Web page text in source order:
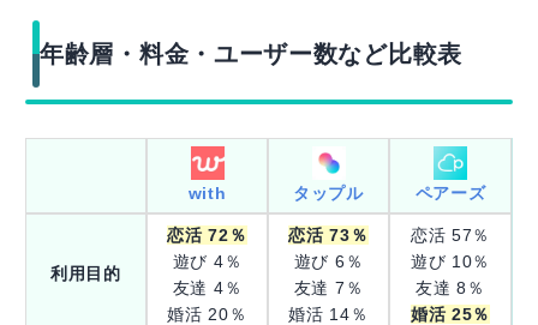
年齢層・料金・ユーザー数など比較表
with タップル ペアーズ
利用目的
恋活 72％
遊び 4％
友達 4％
婚活 20％
恋活 73％
遊び 6％
友達 7％
婚活 14％
恋活 57％
遊び 10％
友達 8％
婚活 25％